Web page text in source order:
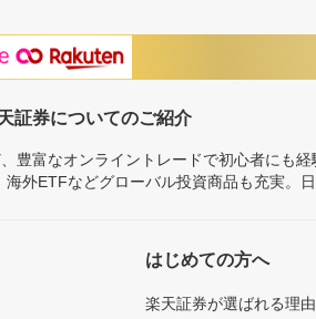
証券についてのご紹介
豊富なオンライントレードで初心者にも
外ETFなどグローバル投資商品も充実。
はじめての方へ
楽天証券が選ばれる理由